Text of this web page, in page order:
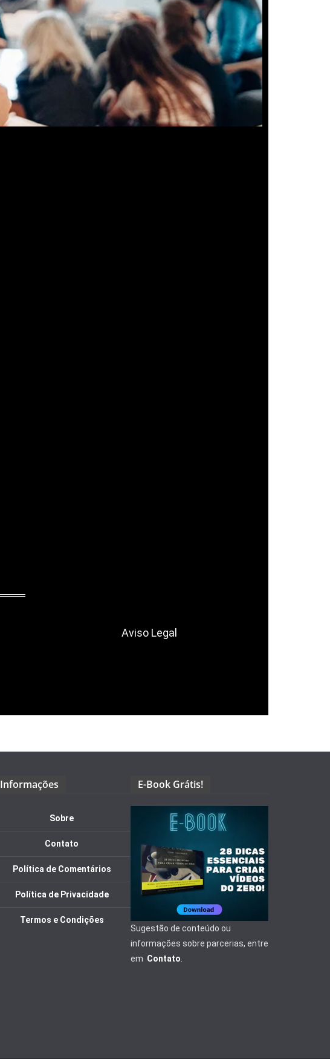
Aviso Legal
Informações
Sobre
Contato
Política de Comentários
Política de Privacidade
Termos e Condições
E-Book Grátis!
Sugestão de conteúdo ou
informações sobre parcerias, entre
em Contato.